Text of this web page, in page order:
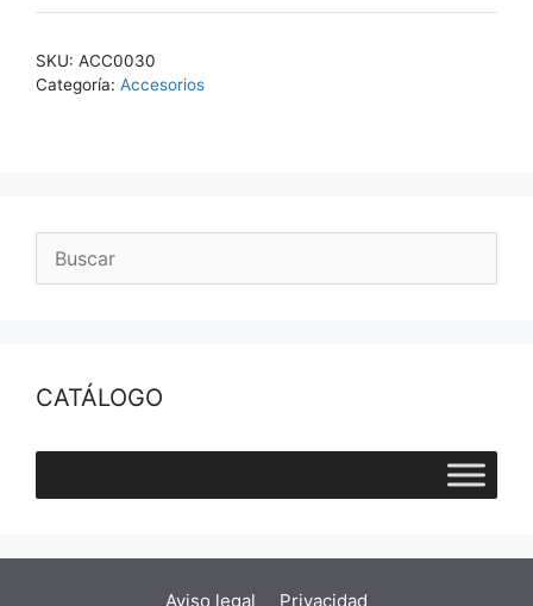
PAPEL
SKU: ACC0030
Categoría: Accesorios
CATÁLOGO
Aviso legal Privacidad